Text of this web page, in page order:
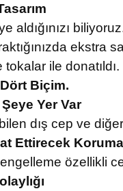
aldığınızı
ekstra
tokalar ile donatıldı.
Biçim.
Yer Var
dış cep ve
Ettirecek Koruma
özellikli